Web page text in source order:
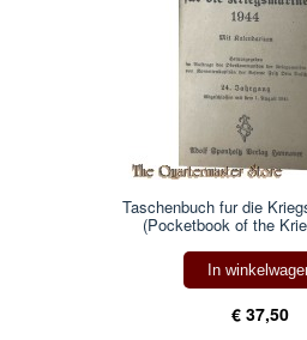
Taschenbuch fur die
(Pocketbook of the
In
€ 37,50